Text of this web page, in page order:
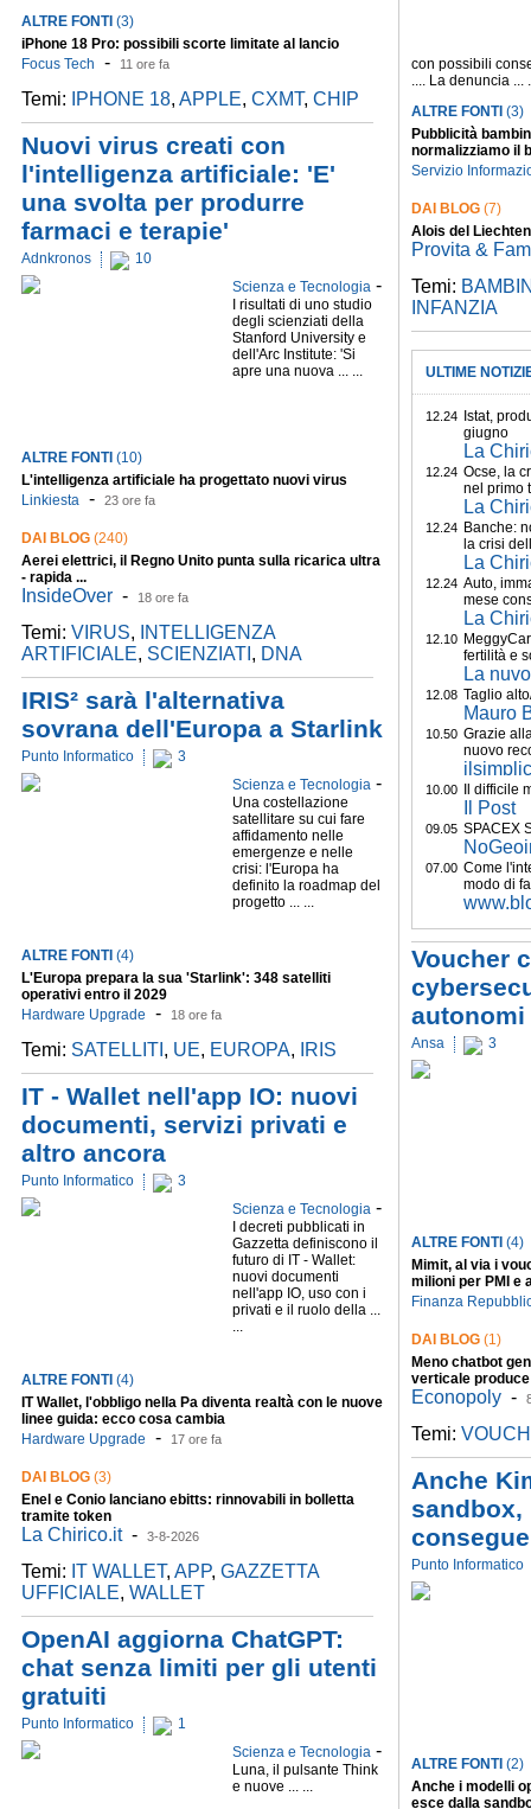
ALTRE FONTI (3)
iPhone 18 Pro: possibili scorte limitate al lancio
Focus Tech
- 11 ore fa
Temi: IPHONE 18, APPLE, CXMT, CHIP
Nuovi virus creati con
l'intelligenza artificiale: 'E'
una svolta per produrre
farmaci e terapie'
Adnkronos
10
Scienza e Tecnologia -
I risultati di uno studio
degli scienziati della
Stanford University e
dell'Arc Institute: 'Si
apre una nuova ... ...
ALTRE FONTI (10)
L'intelligenza artificiale ha progettato nuovi virus
Linkiesta - 23 ore fa
DAI BLOG (240)
Aerei elettrici, il Regno Unito punta sulla ricarica ultra
- rapida ...
InsideOver - 18 ore fa
Temi: VIRUS,
INTELLIGENZA
ARTIFICIALE, SCIENZIATI , DNA
IRIS² sarà l'alternativa
sovrana dell'Europa a Starlink
Punto Informatico
3
Scienza e Tecnologia -
Una costellazione
satellitare su cui fare
affidamento nelle
emergenze e nelle
crisi: l'Europa ha
definito la roadmap del
progetto ... ...
ALTRE FONTI (4)
L'Europa prepara la sua 'Starlink': 348 satelliti
operativi entro il 2029
Hardware Upgrade
- 18 ore fa
Temi: SATELLITI , UE, EUROPA, IRIS
IT - Wallet nell'app IO: nuovi
documenti, servizi privati e
altro ancora
Punto Informatico
3
Scienza e Tecnologia -
I decreti pubblicati in
Gazzetta definiscono il
futuro di IT - Wallet:
nuovi documenti
nell'app IO, uso con i
privati e il ruolo della ...
...
ALTRE FONTI (4)
IT Wallet, l'obbligo nella Pa diventa realtà con le nuove
linee guida: ecco cosa cambia
Hardware Upgrade
- 17 ore fa
DAI BLOG (3)
Enel e Conio lanciano ebitts: rinnovabili in bolletta
tramite token
La Chirico.it- 3-8-2026
Temi: IT WALLET, APP, GAZZETTA
UFFICIALE, WALLET
OpenAI aggiorna ChatGPT:
chat senza limiti per gli utenti
gratuiti
Punto Informatico
1
Scienza e Tecnologia -
Luna, il pulsante Think
e nuove ... ...
con possibili
.... La denuncia ...
ALTRE FONTI (3)
Pubblicità
normalizziamo il
Servizio
DAI BLOG (7)
Alois del
Provita &
Temi:
INFANZIA
ULTIME
12.24
Istat,
giugno
La
12.24 Ocse, la
nel primo
La
12.24 Banche:
la crisi
La
12.24 Auto,
mese
La
12.10
fertilità e
La
12.08 Taglio
Mauro
10.50 Grazie
nuovo
10.00 Il difficile
Il Post
09.05 SPACEX
07.00 Come
modo di
Voucher
autonomi
Ansa 3
ALTRE FONTI (4)
Mimit, al via i
milioni per PMI e
Finanza
DAI BLOG (1)
Meno chatbot
verticale produce
Econopoly -
Temi:
Anche
sandbox,
Punto Informatico
ALTRE FONTI (2)
Anche i modelli
esce dalla